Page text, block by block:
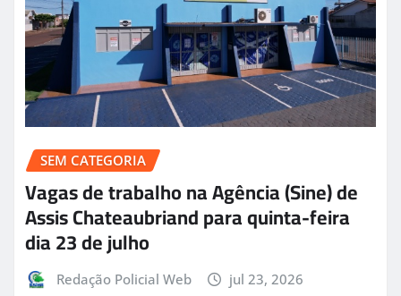
SEM CATEGORIA
Vagas de trabalho na Agência (Sine) de
Assis Chateaubriand para quinta-feira
dia 23 de julho
Redação Policial Web jul 23, 2026